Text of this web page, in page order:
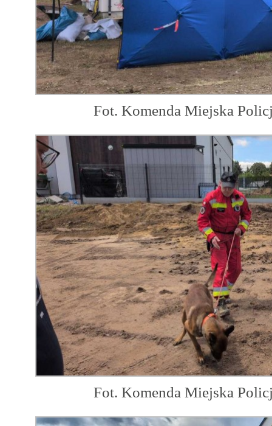
Fot. Komenda Miejska
Fot. Komenda Miejska